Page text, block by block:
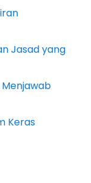
Jasad yang
Menjawab
Keras